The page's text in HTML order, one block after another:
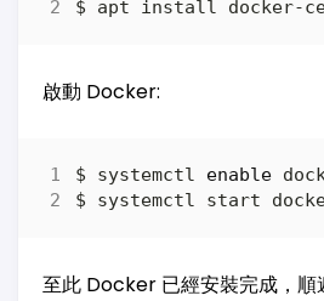
啟動 Docker:
$ systemctl enable
至此 Docker 已經安裝完成，